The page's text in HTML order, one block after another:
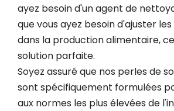
ayez besoin d'un agent de
que vous ayez besoin d'ajuster
dans la production alimentaire,
solution parfaite.
Soyez assuré que nos perles de
sont spécifiquement formulées
aux normes les plus élevées de